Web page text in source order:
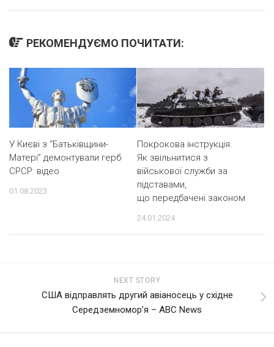
РЕКОМЕНДУЄМО ПОЧИТАТИ:
У Києві з “Батьківщини-
Матері” демонтували герб
СРСР: відео
01.08.2023
Покрокова інструкція.
Як звільнитися з
військової служби за
підставами,
що передбачені законом
24.01.2024
NEXT STORY
США відправлять другий авіаносець у східне
Середземномор’я – ABC News